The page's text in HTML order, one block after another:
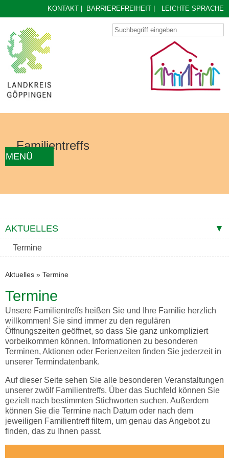
KONTAKT BARRIEREFREIHEIT LEICHTE SPRACHE
MENÜ
KONZEPT KONTAKTE
Familientreffs
AKTUELLES
Termine
Aktuelles » Termine
Termine
Unsere Familientreffs heißen Sie und Ihre Familie herzlich
willkommen! Sie sind immer zu den regulären
Öffnungszeiten geöffnet, so dass Sie ganz unkompliziert
vorbeikommen können. Informationen zu besonderen
Terminen, Aktionen oder Ferienzeiten finden Sie jederzeit in
unserer Termindatenbank.
Auf dieser Seite sehen Sie alle besonderen Veranstaltungen
unserer zwölf Familientreffs. Über das Suchfeld können Sie
gezielt nach bestimmten Stichworten suchen. Außerdem
können Sie die Termine nach Datum oder nach dem
jeweiligen Familientreff filtern, um genau das Angebot zu
finden, das zu Ihnen passt.